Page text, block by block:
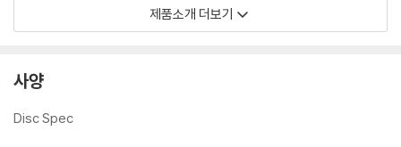
이어를 사용하셔야 합니다. 더불어 플레이어 소프트웨어 최신 버전의 업데
이트, 대용량 케이블 사용이 필수입니다.
니다.
※ 아웃케이스/구성품/포장 상태
제품소개 더보기
사양
Disc Spec